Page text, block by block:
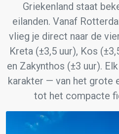
Griekenland staat
eilanden. Vanaf
vlieg je direct naar de
Kreta (±3,5 uur), Kos
en Zakynthos (±3 uur).
karakter — van het grote
tot het compacte